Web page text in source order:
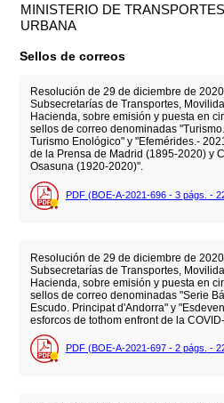
MINISTERIO DE
URBANA
Sellos de correos
Resolución de 29 de diciembre de
Subsecretarías de Transportes,
Hacienda, sobre emisión y puesta en
sellos de correo denominadas
Turismo Enológico" y "Efemérides.-
de la Prensa de Madrid (1895-2020) y
Osasuna (1920-2020)".
PDF (BOE-A-2021-696 - 3 págs. -
Resolución de 29 de diciembre de
Subsecretarías de Transportes,
Hacienda, sobre emisión y puesta en
sellos de correo denominadas "Serie
Escudo. Principat d'Andorra" y
esforcos de tothom enfront de la
PDF (BOE-A-2021-697 - 2 págs. -